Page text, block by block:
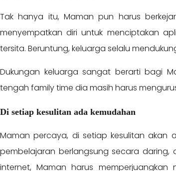
Tak hanya itu, Maman pun harus
menyempatkan diri untuk menciptakan
tersita. Beruntung, keluarga selalu
Dukungan keluarga sangat berarti bagi
tengah family time dia masih harus
Di setiap kesulitan ada kemudahan
Maman percaya, di setiap kesulitan akan
pembelajaran berlangsung secara
internet, Maman harus